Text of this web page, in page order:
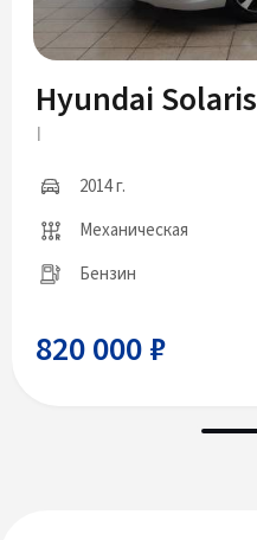
Hyundai Solaris
I
2014 г.
Механическая
Бензин
820 000 ₽